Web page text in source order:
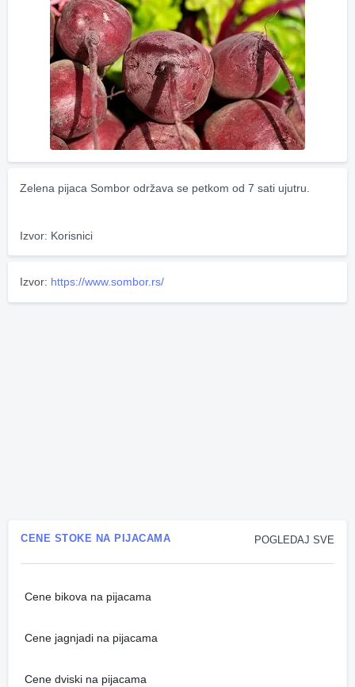
Zelena pijaca Sombor održava se petkom od 7 sati ujutru.
Izvor: Korisnici
Izvor: https://www.sombor.rs/
POGLEDAJ SVE
CENE STOKE NA PIJACAMA
Cene bikova na pijacama
Cene jagnjadi na pijacama
Cene dviski na pijacama